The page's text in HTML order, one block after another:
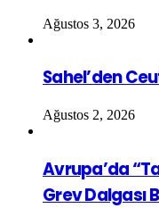
Ağustos 3, 2026
Sahel’den
Ağustos 2, 2026
Avrupa’da
Grev Dalgası